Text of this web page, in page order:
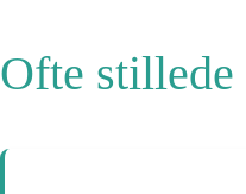
Ofte stillede